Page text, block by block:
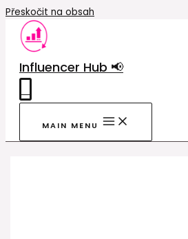
Přeskočit na obsah
Influencer Hub 📢
MAIN MENU